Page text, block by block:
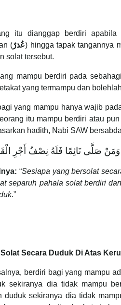
itu dianggap berdiri apabila
(عُذرٌ) hingga tapak tangannya
solat tersebut.
mampu berdiri pada
yang termampu dan
yang mampu hanya wajib
itu mampu berdiri atau
hadith, Nabi SAW
صَلَّى نَائِمًا فَلَهُ نِصْفُ أَجْرِ
“Sesiapa yang bersolat
separuh pahala solat berdiri
”
Secara Duduk Di Atas
berdiri bagi yang mampu
sekiranya dia tidak mampu
duduk sekiranya dia tidak